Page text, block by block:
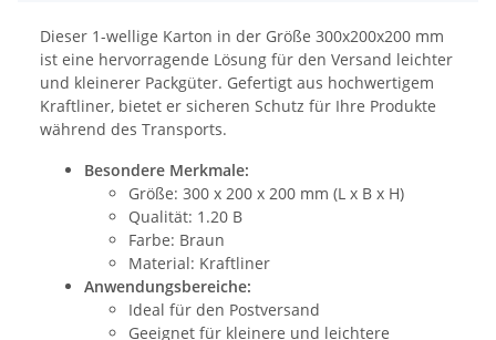
Dieser 1-wellige Karton in der Größe 300x200x200 mm
ist eine hervorragende Lösung für den Versand leichter
und kleinerer Packgüter. Gefertigt aus hochwertigem
Kraftliner, bietet er sicheren Schutz für Ihre Produkte
während des Transports.
Besondere Merkmale:
Größe: 300 x 200 x 200 mm (L x B x H)
Qualität: 1.20 B
Farbe: Braun
Material: Kraftliner
Anwendungsbereiche:
Ideal für den Postversand
Geeignet für kleinere und leichtere